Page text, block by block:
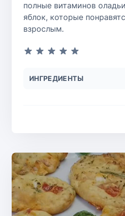
полные витаминов
яблок, которые
взрослым.
ИНГРЕДИЕНТЫ